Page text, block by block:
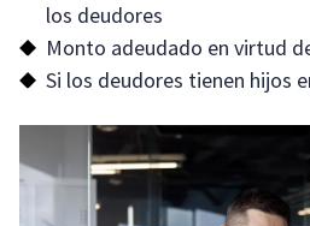
los deudores
Monto adeudado en virtud
Si los deudores tienen hijos